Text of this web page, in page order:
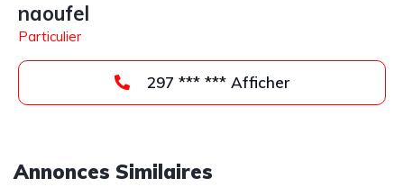
naoufel
Particulier
297 *** *** Afficher
Annonces Similaires